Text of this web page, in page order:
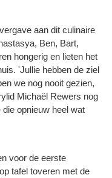
aan dit culinaire
Ben, Bart,
hongerig en lieten het
'Jullie hebben de ziel
we nog nooit gezien,
Michaël Rewers nog
opnieuw heel wat
voor de eerste
tafel toveren met de